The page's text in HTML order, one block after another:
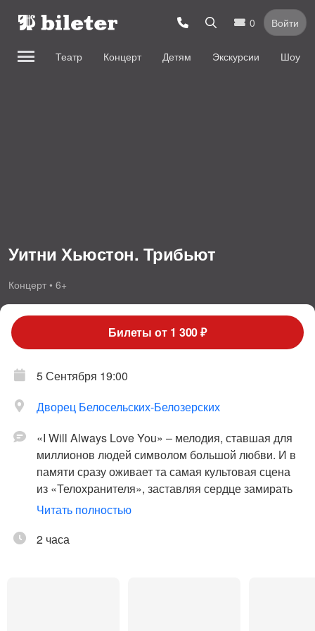
0 Войти
Театр Концерт Детям Экскурсии Шоу
Уитни Хьюстон. Трибьют
Концерт • 6+
Билеты от 1 300 ₽
5 Сентября 19:00
Дворец Белосельских-Белозерских
«I Will Always Love You» – мелодия, ставшая для
миллионов людей символом большой любви. И в
памяти сразу оживает та самая культовая сцена
из «Телохранителя», заставляя сердце замирать
от каждого звука.
27 июня, в разгар петербургских белых ночей,
Читать полностью
2 часа